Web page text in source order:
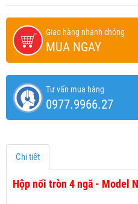
Giao hàng nhanh chóng
MUA NGAY
Tư vấn mua hàng
0977.9966.27
Chi tiết
Hộp nối tròn 4 ngã - Model